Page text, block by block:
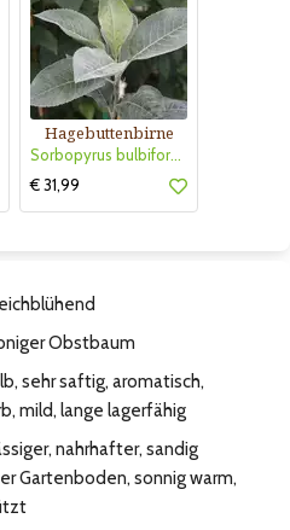
Hagebuttenbirne
Sorbopyrus bulbiformis 'Shipova'
€ 31,99
Obstbaum
sehr saftig, aromatisch,
mild, lange lagerfähig
nahrhafter, sandig
Gartenboden, sonnig warm,